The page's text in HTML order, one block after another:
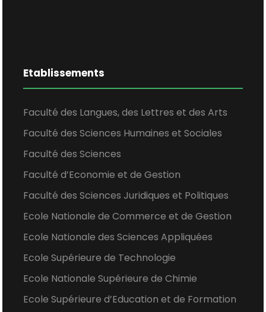
Etablissements
Faculté des Langues, des Lettres et des Arts
Faculté des Sciences Humaines et Sociales
Faculté des Sciences
Faculté d’Economie et de Gestion
Faculté des Sciences Juridiques et Politiques
Ecole Nationale de Commerce et de Gestion
Ecole Nationale des Sciences Appliquées
Ecole Supérieure de Technologie
Ecole Nationale Supérieure de Chimie
Ecole Supérieure d’Education et de Formation